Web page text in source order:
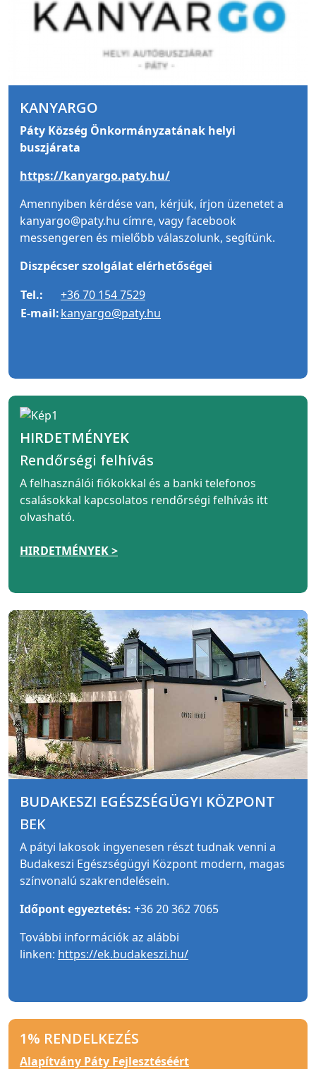
KANYARGO
Páty Község Önkormányzatának helyi
buszjárata
https://kanyargo.paty.hu/
Amennyiben kérdése van, kérjük, írjon üzenetet a
kanyargo@paty.hu címre, vagy facebook
messengeren és mielőbb válaszolunk, segítünk.
Diszpécser szolgálat elérhetőségei
Tel.:
+36 70 154 7529
E-mail:kanyargo@paty.hu
HIRDETMÉNYEK
Rendőrségi felhívás
A felhasználói fiókokkal és a banki telefonos
csalásokkal kapcsolatos rendőrségi felhívás itt
olvasható.
HIRDETMÉNYEK >
BUDAKESZI EGÉSZSÉGÜGYI KÖZPONT
BEK
A pátyi lakosok ingyenesen részt tudnak venni a
Budakeszi Egészségügyi Központ modern, magas
színvonalú szakrendelésein.
Időpont egyeztetés: +36 20 362 7065
További információk az alábbi
linken: https://ek.budakeszi.hu/
1% RENDELKEZÉS
Alapítvány Páty Fejlesztéséért